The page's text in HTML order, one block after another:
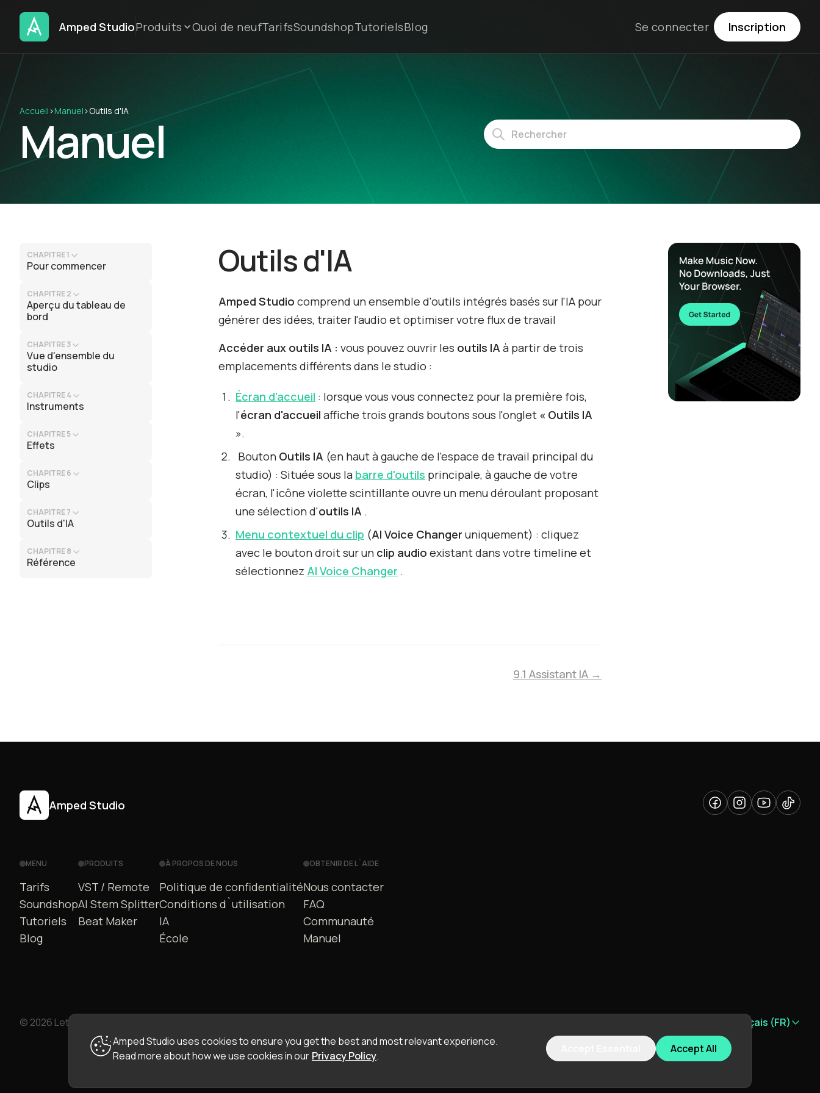
Amped StudioProduits Quoi de neufTarifsSoundshopTutorielsBlog Se connecter Inscription
Accueil ›Manuel ›Outils d'IA
Manuel
CHAPITRE 1
Pour commencer
CHAPITRE 2
Aperçu du tableau de
bord
CHAPITRE 3
Vue d'ensemble du
studio
CHAPITRE 4
Instruments
CHAPITRE 5
Effets
CHAPITRE 6
Clips
CHAPITRE 7
Outils d'IA
CHAPITRE 8
Référence
Outils d'IA
Amped Studio comprend un ensemble d'outils intégrés basés sur l'IA pour
générer des idées, traiter l'audio et optimiser votre flux de travail
Accéder aux outils IA : vous pouvez ouvrir les outils IA à partir de trois
emplacements différents dans le studio :
Écran d'accueil : lorsque vous vous connectez pour la première fois,
l'écran d'accueil affiche trois grands boutons sous l'onglet « Outils IA
».
Bouton Outils IA (en haut à gauche de l'espace de travail principal du
studio) : Située sous la barre d'outils principale, à gauche de votre
écran, l'icône violette scintillante ouvre un menu déroulant proposant
une sélection d'outils IA .
Menu contextuel du clip (AI Voice Changer uniquement) : cliquez
avec le bouton droit sur un clip audio existant dans votre timeline et
sélectionnez AI Voice Changer .
9.1 Assistant IA →
Amped Studio
MENU
Tarifs
Soundshop
Tutoriels
Blog
PRODUITS
VST / Remote
AI Stem Splitter
Beat Maker
À PROPOS DE NOUS
Politique de confidentialité
Conditions d`utilisation
IA
École
OBTENIR DE L`AIDE
Nous contacter
FAQ
Communauté
Manuel
© 2026 LettoPro SA. All rights reserved.
Français (FR)
Amped Studio uses cookies to ensure you get the best and most relevant experience.
Read more about how we use cookies in our Privacy Policy.
Accept All